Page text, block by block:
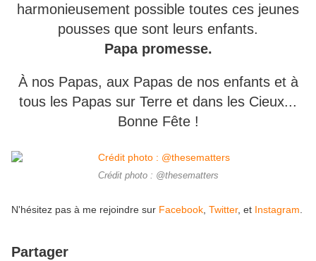
harmonieusement possible toutes ces jeunes
pousses que sont leurs enfants.
Papa promesse.
À nos Papas, aux Papas de nos enfants et à
tous les Papas sur Terre et dans les Cieux...
Bonne Fête !
Crédit photo : @thesematters
N'hésitez pas à me rejoindre sur Facebook Twitter, et Instagram
Partager